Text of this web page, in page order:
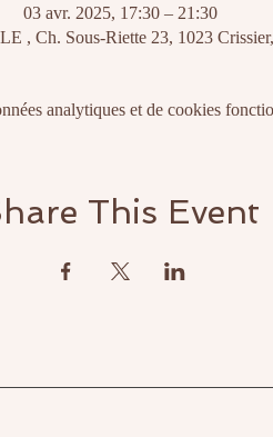
03 avr. 2025, 17:30 – 21:30
, Ch. Sous-Riette 23, 1023
analytiques et de cookies
This Event